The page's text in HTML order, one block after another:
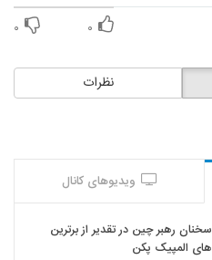
۰ ۰
نظرات
ویدیوهای کانال
سخنان رهبر چین در تقدیر از برترین
های المپیک پکن